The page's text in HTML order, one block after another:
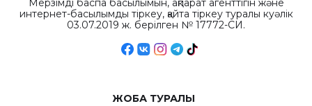
Мерзімді баспа басылымын, ақпарат агенттігін және
интернет-басылымды тіркеу, қайта тіркеу туралы куәлік
03.07.2019 ж. берілген № 17772-СИ.
ЖОБА ТУРАЛЫ